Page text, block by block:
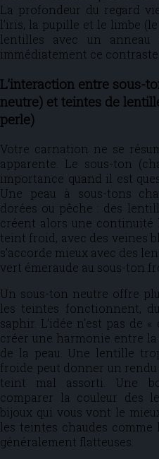
La profondeur du regard
l’iris, la pupille et le limbe
lentilles avec un anneau
immédiatement ce contraste.
L’interaction entre sous-
neutre) et teintes de
perle)
Votre carnation ne se
apparente. Le sous-ton
importance quand il est
Une peau à sous-tons
dorées ou pêche : des
créent alors une continuité
teint froid, avec des veines
s’accorde mieux avec des
vert émeraude au sous-ton
Un sous-ton neutre offre
les teintes fonctionnent,
saphir. L’idée n’est pas de
créer une harmonie entre
de la peau. Une lentille
froide peut donner un
teint mal assorti. Une
comparer la couleur des
bijoux qui vous vont le
les teintes chaudes
généralement flatteuses.